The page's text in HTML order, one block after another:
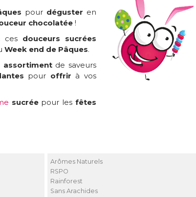
pour déguster en
chocolatée!
ces douceurs sucrées
Week end de Pâques.
assortimentde saveurs
pour offrir à vos
sucréepour les fêtes
Arômes Naturels
RSPO
Rainforest
Sans Arachides